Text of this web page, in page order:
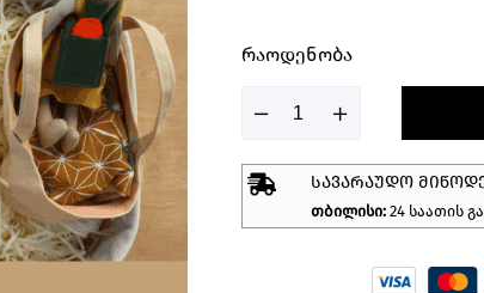
Რაოდენობა
ᲡᲐᲕᲐᲠᲐᲣᲓᲝ
თბილისი: 24 საათის